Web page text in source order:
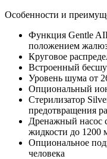
Особенности и
Функция Gentle
положением
Круговое
Встроенный
Уровень шума от
Опциональный
Стерилизатор
предотвращения
Дренажный насос
жидкости до 1200
Опциональное
человека